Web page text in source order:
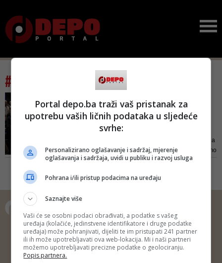
#tag: zla maćeha
Vlast mora biti partner
lokalnim sredinama, a ne
Lokalna vlast u Maglaju je učinila
ogromne iskorake. Možemo samo
zamisliti koliko bi još napravili da
i podmetanja na višim razinama
Copyright © 2014 Depo Portal
Impressum
Kontakt Marketing
Privatnost korisnika
O nama
Portal depo.ba traži vaš pristanak za
upotrebu vaših ličnih podataka u sljedeće
svrhe:
Personalizirano oglašavanje i sadržaj, mjerenje
oglašavanja i sadržaja, uvidi u publiku i razvoj usluga
Pohrana i/ili pristup podacima na uređaju
Saznajte više
Vaši će se osobni podaci obrađivati, a podatke s vašeg
uređaja (kolačiće, jedinstvene identifikatore i druge podatke
uređaja) može pohranjivati, dijeliti te im pristupati 241 partner
ili ih može upotrebljavati ova web-lokacija. Mi i naši partneri
možemo upotrebljavati precizne podatke o geolociranju.
Popis partnera.